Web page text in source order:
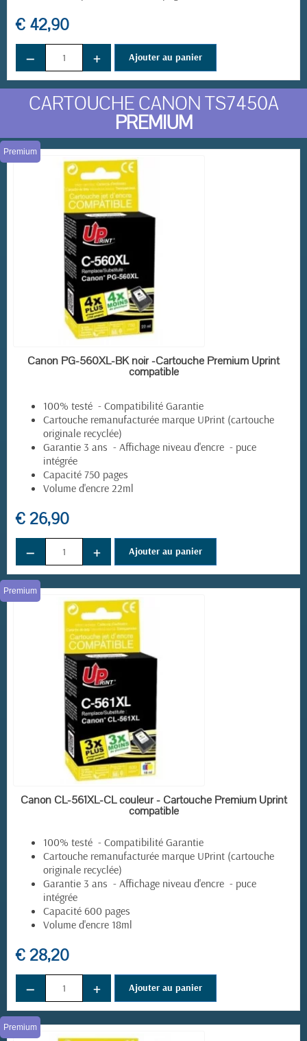
(3 avis)
€ 42,90
− + Ajouter au panier
CARTOUCHE CANON TS7450A
PREMIUM
EN STOCK
Premium
Canon PG-560XL-BK noir -Cartouche Premium Uprint
compatible
100% testé - Compatibilité Garantie
Cartouche remanufacturée marque UPrint (cartouche
originale recyclée)
Garantie 3 ans - Affichage niveau d'encre - puce
intégrée
Capacité 750 pages
Volume d'encre 22ml
€ 26,90
− + Ajouter au panier
EN STOCK
Premium
Canon CL-561XL-CL couleur - Cartouche Premium Uprint
compatible
100% testé - Compatibilité Garantie
Cartouche remanufacturée marque UPrint (cartouche
originale recyclée)
Garantie 3 ans - Affichage niveau d'encre - puce
intégrée
Capacité 600 pages
Volume d'encre 18ml
€ 28,20
− + Ajouter au panier
Premium